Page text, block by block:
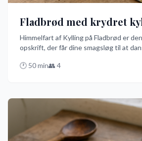
Fladbrød med krydret
Himmelfart af Kylling på Fladbrød er
opskrift, der får dine smagsløg til at
paprika, serveret på et lækkert fladbrød
🕐 50min👥 4